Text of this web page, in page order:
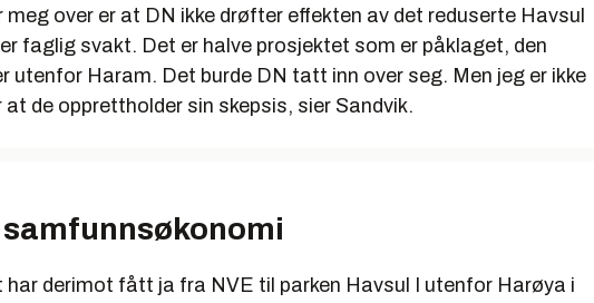
meg over er at DN ikke drøfter effekten av det reduserte Havsul
er faglig svakt. Det er halve prosjektet som er påklaget, den
utenfor Haram. Det burde DN tatt inn over seg. Men jeg er ikke
at de opprettholder sin skepsis, sier Sandvik.
samfunnsøkonomi
derimot fått ja fra NVE til parken Havsul I utenfor Harøya i